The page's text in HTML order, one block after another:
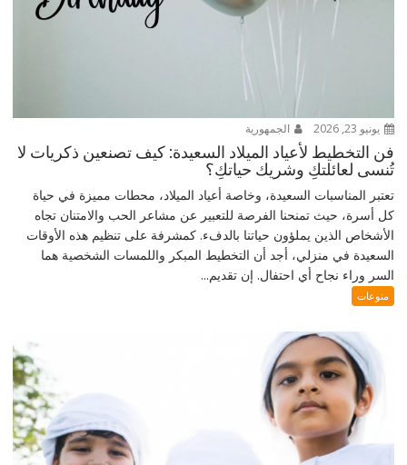
يونيو 23, 2026 الجمهورية
فن التخطيط لأعياد الميلاد السعيدة: كيف تصنعين ذكريات لا
تُنسى لعائلتكِ وشريك حياتكِ؟
تعتبر المناسبات السعيدة، وخاصة أعياد الميلاد، محطات مميزة في حياة
كل أسرة، حيث تمنحنا الفرصة للتعبير عن مشاعر الحب والامتنان تجاه
الأشخاص الذين يملؤون حياتنا بالدفء. كمشرفة على تنظيم هذه الأوقات
السعيدة في منزلي، أجد أن التخطيط المبكر واللمسات الشخصية هما
السر وراء نجاح أي احتفال. إن تقديم...
منوعات